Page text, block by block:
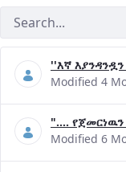
''እኛ
Modified 4
"....
Modified 6